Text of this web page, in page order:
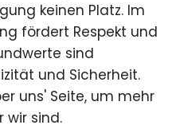
keinen Platz. Im
fördert Respekt und
sind
und Sicherheit.
uns' Seite, um mehr
wir sind.